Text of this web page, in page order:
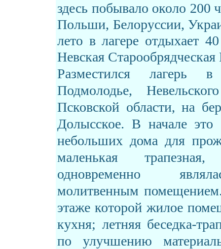
здесь побывало около 200
Польши, Белоруссии,
лето в лагере отдыхает
Невская
Разместился лагерь в
Подмолодье,
Псковской области, на
Долысское. В начале это
небольших дома для
маленькая трапезная,
одновременно
молитвенным
этаже которой жилое
кухня; летняя беседка-
по улучшению